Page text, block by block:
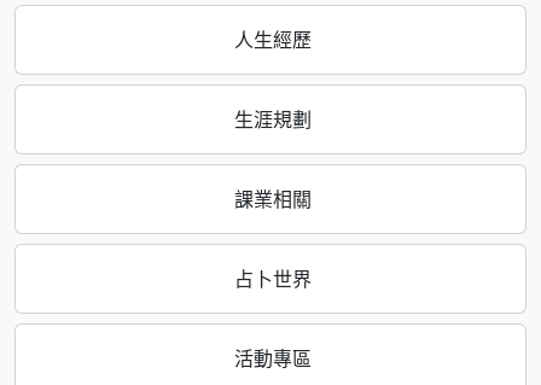
人生經歷
生涯規劃
課業相關
占卜世界
活動專區